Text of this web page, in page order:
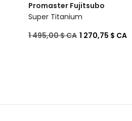
Promaster Fujitsubo
Super Titanium
Prix réduit de
1 495,00 $ CAà1 270,75 $ CA